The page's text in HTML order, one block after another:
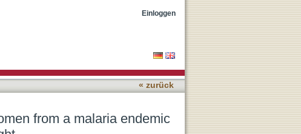
area is associated withEinloggen
« zurück
from a malaria endemic